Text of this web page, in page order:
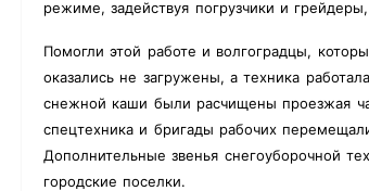
режиме, задействуя погрузчики и
Помогли этой работе и волгоградцы,
оказались не загружены, а техника
снежной каши были расчищены проезжая
спецтехника и бригады рабочих
Дополнительные звенья снегоуборочной
городские поселки.